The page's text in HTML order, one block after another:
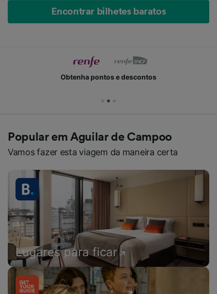
Encontrar bilhetes baratos
Obtenha pontos e descontos
Popular em Aguilar de Campoo
Vamos fazer esta viagem da maneira certa
Lugares para ficar